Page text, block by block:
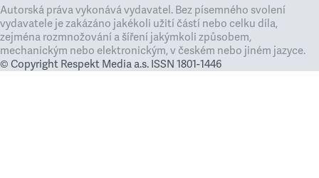
Autorská práva vykonává vydavatel. Bez písemného svolení
vydavatele je zakázáno jakékoli užití částí nebo celku díla,
zejména rozmnožování a šíření jakýmkoli způsobem,
mechanickým nebo elektronickým, v českém nebo jiném jazyce.
© Copyright Respekt Media a.s. ISSN 1801-1446